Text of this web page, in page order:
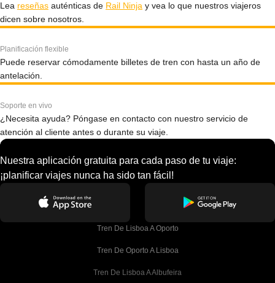
Lea reseñas auténticas de Rail Ninja y vea lo que nuestros viajeros
dicen sobre nosotros.
Planificación flexible
Puede reservar cómodamente billetes de tren con hasta un año de
antelación.
Soporte en vivo
¿Necesita ayuda? Póngase en contacto con nuestro servicio de
atención al cliente antes o durante su viaje.
Nuestra aplicación gratuita para cada paso de tu viaje:
¡planificar viajes nunca ha sido tan fácil!
Tren De Lisboa A Oporto
Tren De Oporto A Lisboa
Tren De Lisboa A Albufeira